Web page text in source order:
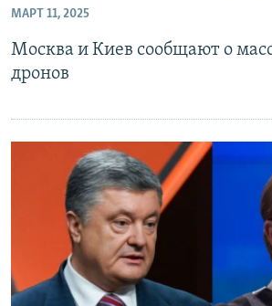
English
Все сайты Радио Азатутюн
МАРТ 11, 2025
Москва и Киев сообщают о
дронов